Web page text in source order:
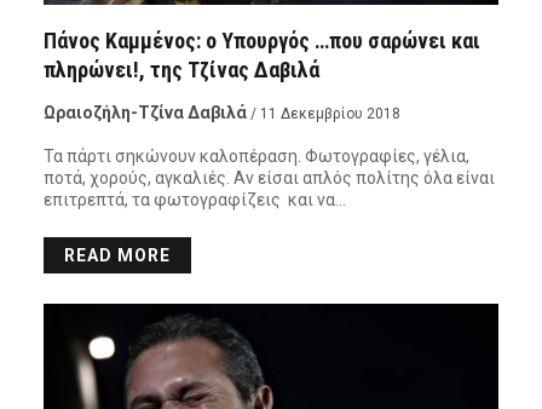
Πάνος Καμμένος: ο Υπουργός …που σαρώνει και
πληρώνει!, της Τζίνας Δαβιλά
Ωραιοζήλη-Τζίνα Δαβιλά / 11 Δεκεμβρίου 2018
Τα πάρτι σηκώνουν καλοπέραση. Φωτογραφίες, γέλια,
ποτά, χορούς, αγκαλιές. Αν είσαι απλός πολίτης όλα είναι
επιτρεπτά, τα φωτογραφίζεις και να…
READ MORE